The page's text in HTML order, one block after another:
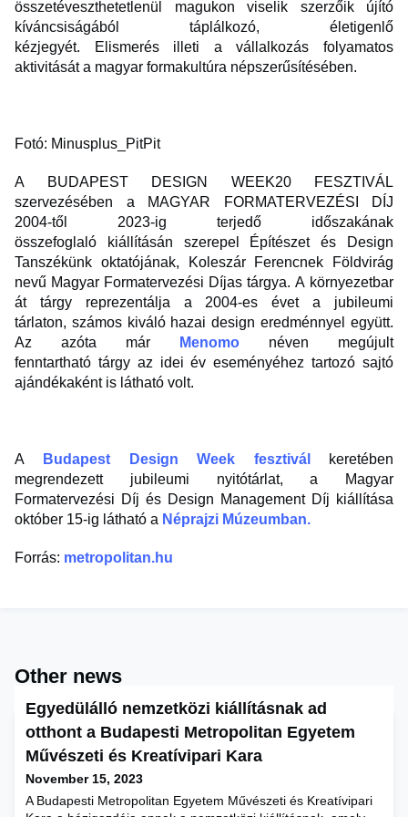
összetéveszthetetlenül magukon viselik szerzőik újító
kíváncsiságából táplálkozó, életigenlő
kézjegyét. Elismerés illeti a vállalkozás folyamatos
aktivitását a magyar formakultúra népszerűsítésében.
Fotó: Minusplus_PitPit
A BUDAPEST DESIGN WEEK20 FESZTIVÁL
szervezésében a MAGYAR FORMATERVEZÉSI DÍJ
2004-től 2023-ig terjedő időszakának
összefoglaló kiállításán szerepel Építészet és Design
Tanszékünk oktatójának, Koleszár Ferencnek Földvirág
nevű Magyar Formatervezési Díjas tárgya. A környezetbar
át tárgy reprezentálja a 2004-es évet a jubileumi
tárlaton, számos kiváló hazai design eredménnyel együtt.
Az azóta már
Menomo néven megújult
fenntartható tárgy az idei év eseményéhez tartozó sajtó
ajándékaként is látható volt.
A Budapest Design Week fesztivál
keretében
megrendezett jubileumi nyitótárlat, a Magyar
Formatervezési Díj és Design Management Díj kiállítása
október 15-ig látható a Néprajzi Múzeumban.
Forrás: metropolitan.hu
Other news
Egyedülálló nemzetközi kiállításnak ad
otthont a Budapesti Metropolitan Egyetem
Művészeti és Kreatívipari Kara
November 15, 2023
A Budapesti Metropolitan Egyetem Művészeti és Kreatívipari